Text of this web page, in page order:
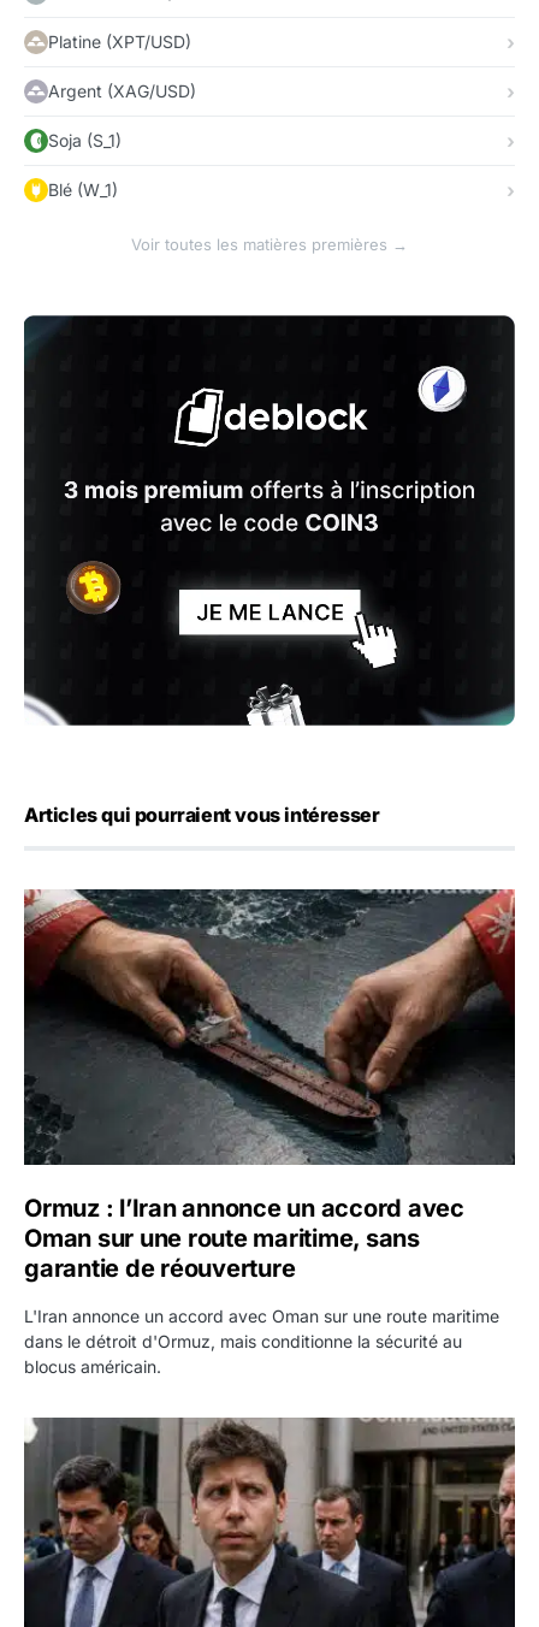
Platine (XPT/USD)
Argent (XAG/USD)
Soja (S_1)
Blé (W_1)
Voir toutes les matières premières →
Articles qui pourraient vous intéresser
Ormuz : l’Iran annonce un accord avec Oman sur une
Ormuz : l’Iran annonce un accord avec
Oman sur une route maritime, sans
garantie de réouverture
L'Iran annonce un accord avec Oman sur une route maritime
dans le détroit d'Ormuz, mais conditionne la sécurité au
blocus américain.
OpenAI demande le rejet de la plainte d’Apple et